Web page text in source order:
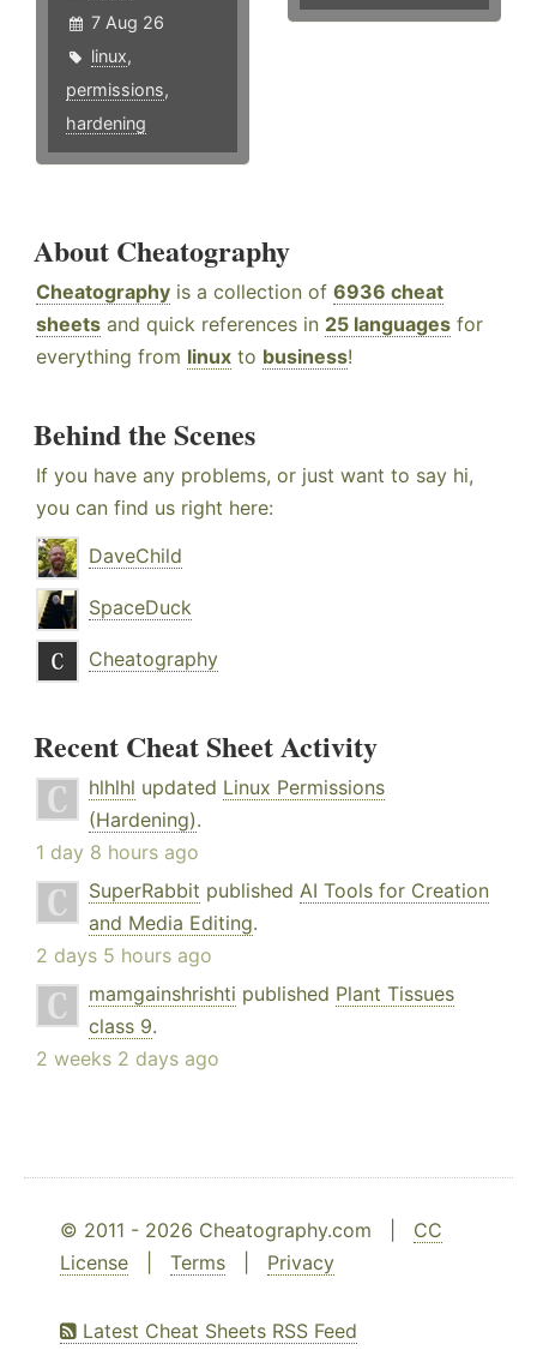
7 Aug 26
linux,
permissions,
hardening
About Cheatography
Cheatography is a collection of 6936 cheat
sheets and quick references in 25 languages for
everything from linux to business!
Behind the Scenes
If you have any problems, or just want to say hi,
you can find us right here:
DaveChild
SpaceDuck
Cheatography
Recent Cheat Sheet Activity
hlhlhl updated Linux Permissions
(Hardening).
1 day 8 hours ago
SuperRabbit published AI Tools for Creation
and Media Editing.
2 days 5 hours ago
mamgainshrishti published Plant Tissues
class 9.
2 weeks 2 days ago
© 2011 - 2026 Cheatography.com | CC
License
Terms Privacy
Latest Cheat Sheets RSS Feed